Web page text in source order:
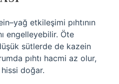
etkileşimi pıhtının
engelleyebilir. Öte
sütlerde de kazein
pıhtı hacmi az olur,
doğar.